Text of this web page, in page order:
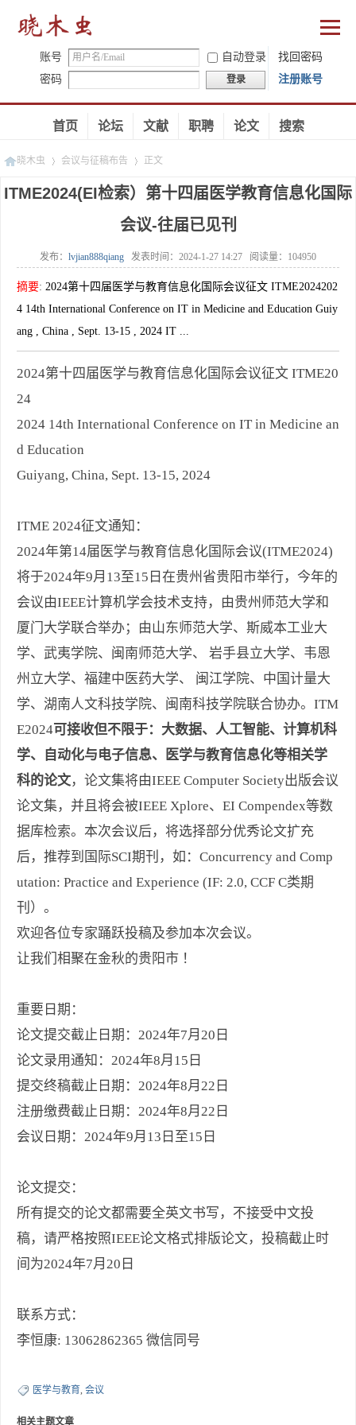
账号 自动登录
找回密码
密码
登录 注册账号
首页 论坛 文献 职聘 论文 搜索
晓木虫 会议与征稿布告
»
正文
ITME2024(EI检索）第十四届医学教育信息化国际
会议-往届已见刊
发布： lvjian888qiang 发表时间： 2024-1-27 14:27 阅读量： 104950
摘要: 2024第十四届医学与教育信息化国际会议征文 ITME2024202
4 14th International Conference on IT in Medicine and Education Guiy
ang , China , Sept. 13-15 , 2024 IT ...
2024第十四届医学与教育信息化国际会议征文 ITME20
24
2024 14th International Conference on IT in Medicine an
d Education
Guiyang, China, Sept. 13-15, 2024
ITME 2024征文通知：
2024年第14届医学与教育信息化国际会议(ITME2024)
将于2024年9月13至15日在贵州省贵阳市举行，今年的
会议由IEEE计算机学会技术支持，由贵州师范大学和
厦门大学联合举办；由山东师范大学、斯威本工业大
学、武夷学院、闽南师范大学、 岩手县立大学、韦恩
州立大学、福建中医药大学、 闽江学院、中国计量大
学、湖南人文科技学院、闽南科技学院联合协办。ITM
E2024可接收但不限于：大数据、人工智能、计算机科
学、自动化与电子信息、医学与教育信息化等相关学
科的论文，论文集将由IEEE Computer Society出版会议
论文集，并且将会被IEEE Xplore、EI Compendex等数
据库检索。本次会议后，将选择部分优秀论文扩充
后，推荐到国际SCI期刊，如：Concurrency and Comp
utation: Practice and Experience (IF: 2.0, CCF C类期
刊）。
欢迎各位专家踊跃投稿及参加本次会议。
让我们相聚在金秋的贵阳市 ！
重要日期：
论文提交截止日期：2024年7月20日
论文录用通知：2024年8月15日
提交终稿截止日期：2024年8月22日
注册缴费截止日期：2024年8月22日
会议日期：2024年9月13日至15日
论文提交：
所有提交的论文都需要全英文书写，不接受中文投
稿，请严格按照IEEE论文格式排版论文，投稿截止时
间为2024年7月20日
联系方式：
李恒康: 13062862365 微信同号
医学与教育, 会议
相关主题文章